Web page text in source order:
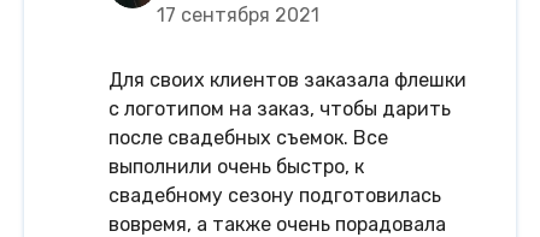
17 сентября 2021
Для своих клиентов заказала флешки
с логотипом на заказ, чтобы дарить
после свадебных съемок. Все
выполнили очень быстро, к
свадебному сезону подготовилась
вовремя, а также очень порадовала